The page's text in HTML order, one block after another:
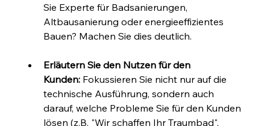
Sie Experte für Badsanierungen,
Altbausanierung oder energieeffizientes
Bauen? Machen Sie dies deutlich.
Erläutern Sie den Nutzen für den
Kunden: Fokussieren Sie nicht nur auf die
technische Ausführung, sondern auch
darauf, welche Probleme Sie für den Kunden
lösen (z.B. "Wir schaffen Ihr Traumbad",